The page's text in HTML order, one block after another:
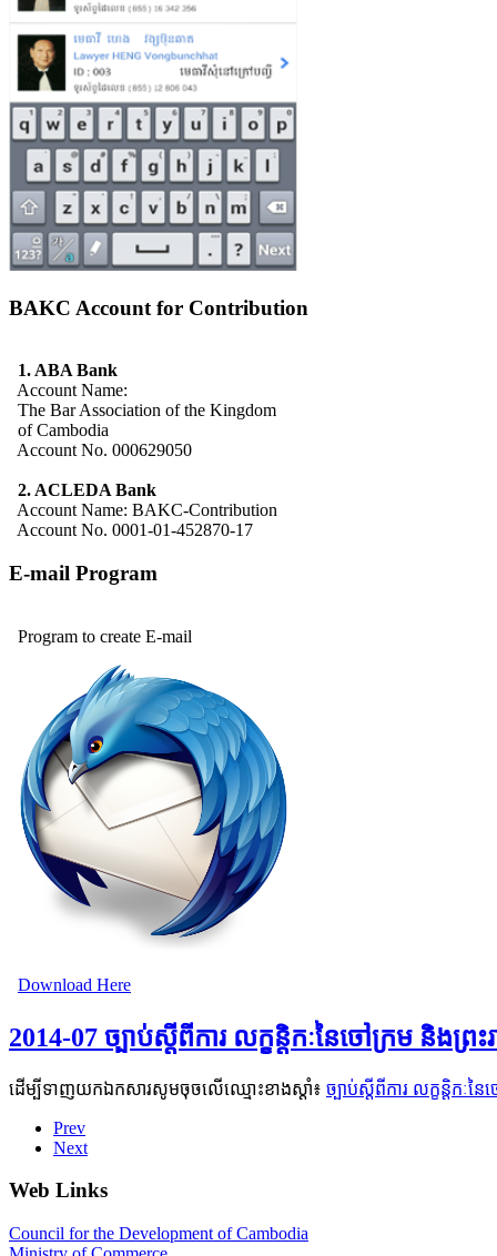
BAKC Account for Contribution
1. ABA Bank
Account Name:
The Bar Association of the Kingdom
of Cambodia
Account No. 000629050
2. ACLEDA Bank
Account Name: BAKC-Contribution
Account No. 0001-01-452870-17
E-mail Program
Program to create E-mail
Download Here
2014-07 ច្បាប់ស្តីពីការ លក្ខន្តិកៈនៃចៅក្រម និងព្រះរ
ដើម្បីទាញយកឯកសារសូមចុចលើឈ្មោះខាងស្តាំ៖ ច្បាប់ស្តីពីការ លក្ខន្តិកៈនៃ
Prev
Next
Web Links
Council for the Development of Cambodia